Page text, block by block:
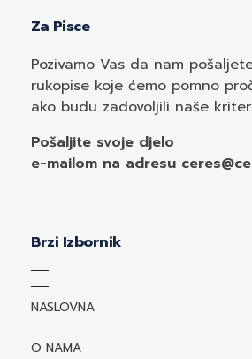
Za Pisce
Pozivamo Vas da nam
rukopise koje ćemo pomno
ako budu zadovoljili naše
Pošaljite svoje djelo
e-mailom na adresu
Brzi Izbornik
NASLOVNA
O NAMA